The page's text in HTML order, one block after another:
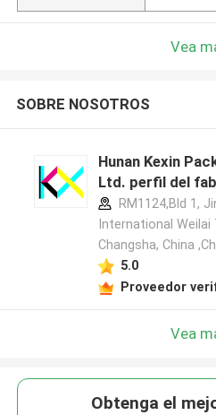
Vea
SOBRE NOSOTROS
Hunan Kexin
Ltd. perfil del
RM1124,Bld 1,
International Weilai
Changsha, China
5.0
Proveedor
Vea
Obtenga el